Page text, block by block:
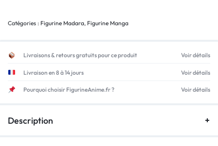
Catégories : Figurine Madara, Figurine Manga
Livraisons & retours gratuits pour ce produit Voir détails
Livraison en 8 à 14 jours Voir détails
Pourquoi choisir FigurineAnime.fr ? Voir détails
Description